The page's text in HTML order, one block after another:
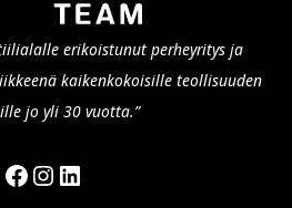
erikoistunut perheyritys ja
kaikenkokoisille teollisuuden
jo yli 30 vuotta.”
Facebook
Instagram
LinkedIn